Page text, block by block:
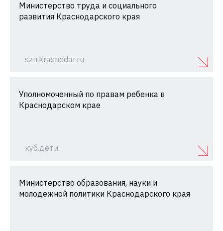
Министерство труда и социального
развития Краснодарского края
szn.krasnodar.ru
Уполномоченный по правам ребенка в
Краснодарском крае
куб.дети
Министерство образования, науки и
молодежной политики Краснодарского края